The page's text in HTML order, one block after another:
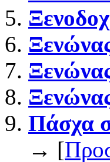
Πάσχα
→ [